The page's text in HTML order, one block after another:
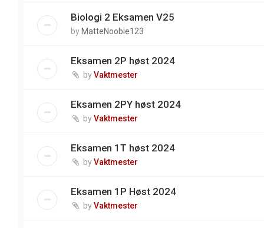
Biologi 2 Eksamen V25
by MatteNoobie123
Eksamen 2P høst 2024
byVaktmester
Eksamen 2PY høst 2024
byVaktmester
Eksamen 1T høst 2024
byVaktmester
Eksamen 1P Høst 2024
byVaktmester